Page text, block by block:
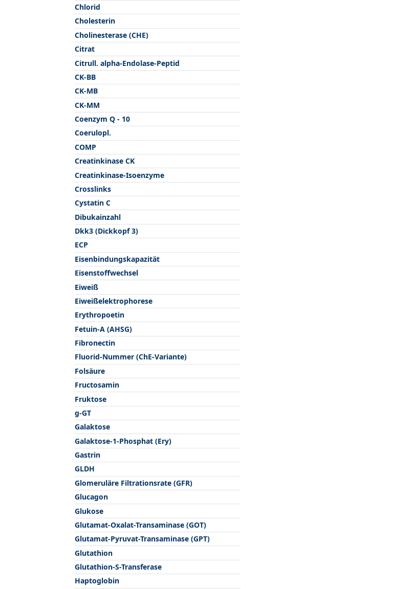
Chlorid
Cholesterin
Cholinesterase (CHE)
Citrat
Citrull. alpha-Endolase-Peptid
CK-BB
CK-MB
CK-MM
Coenzym Q - 10
Coerulopl.
COMP
Creatinkinase CK
Creatinkinase-Isoenzyme
Crosslinks
Cystatin C
Dibukainzahl
Dkk3 (Dickkopf 3)
ECP
Eisenbindungskapazität
Eisenstoffwechsel
Eiweiß
Eiweißelektrophorese
Erythropoetin
Fetuin-A (AHSG)
Fibronectin
Fluorid-Nummer (ChE-Variante)
Folsäure
Fructosamin
Fruktose
g-GT
Galaktose
Galaktose-1-Phosphat (Ery)
Gastrin
GLDH
Glomeruläre Filtrationsrate (GFR)
Glucagon
Glukose
Glutamat-Oxalat-Transaminase (GOT)
Glutamat-Pyruvat-Transaminase (GPT)
Glutathion
Glutathion-S-Transferase
Haptoglobin